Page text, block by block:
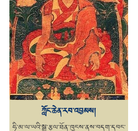
ཀློང་ཆེན་རབ་འབྱམས།